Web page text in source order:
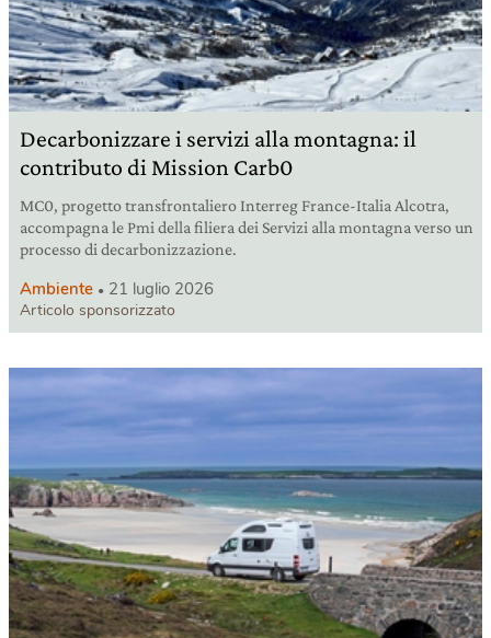
Decarbonizzare i servizi alla montagna: il
contributo di Mission Carb0
MC0, progetto transfrontaliero Interreg France-Italia Alcotra,
accompagna le Pmi della filiera dei Servizi alla montagna verso un
processo di decarbonizzazione.
Ambiente 21 luglio 2026
Articolo sponsorizzato